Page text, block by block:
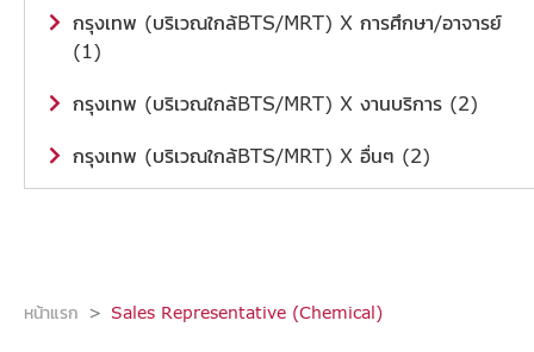
กรุงเทพ (บริเวณใกล้BTS/MRT) X การศึกษา/อาจารย์
(1)
กรุงเทพ (บริเวณใกล้BTS/MRT) X งานบริการ (2)
กรุงเทพ (บริเวณใกล้BTS/MRT) X อื่นๆ (2)
หน้าแรก Sales Representative (Chemical)